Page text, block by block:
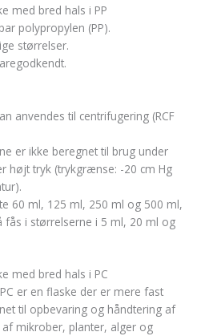
med bred hals i PP
polypropylen (PP).
størrelser.
anvendes til centrifugering (RCF
er ikke beregnet til brug under
højt tryk (trykgrænse: -20 cm Hg
60 ml, 125 ml, 250 ml og 500 ml,
fås i størrelserne i 5 ml, 20 ml og
med bred hals i PC
er en flaske der er mere fast
til opbevaring og håndtering af
mikrober, planter, alger og